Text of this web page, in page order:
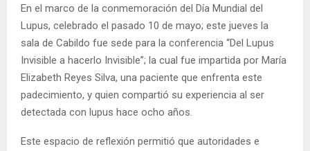
En el marco de la conmemoración del Día Mundial del
Lupus, celebrado el pasado 10 de mayo; este jueves la
sala de Cabildo fue sede para la conferencia “Del Lupus
Invisible a hacerlo Invisible”; la cual fue impartida por María
Elizabeth Reyes Silva, una paciente que enfrenta este
padecimiento, y quien compartió su experiencia al ser
detectada con lupus hace ocho años.
Este espacio de reflexión permitió que autoridades e